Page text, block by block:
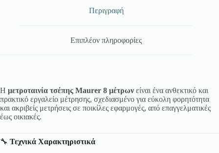
Περιγραφή
Επιπλέον πληροφορίες
Η μετροταινία τσέπης Maurer 8 μέτρων είναι ένα ανθεκτικό και
πρακτικό εργαλείο μέτρησης, σχεδιασμένο για εύκολη φορητότητα
και ακριβείς μετρήσεις σε ποικίλες εφαρμογές, από επαγγελματικές
έως οικιακές.
🔧 Τεχνικά Χαρακτηριστικά